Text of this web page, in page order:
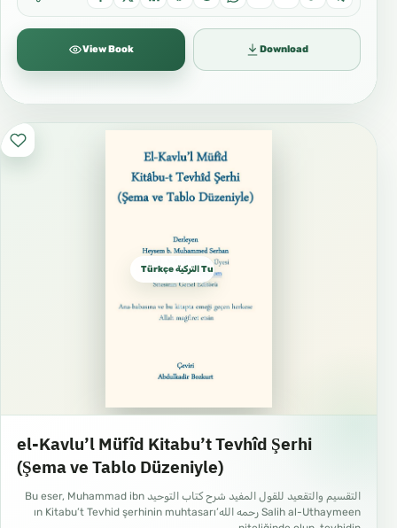
View Book Download
Türkçe التركية Turkish
el-Kavlu’l Müfîd Kitabu’t Tevhîd Şerhi
(Şema ve Tablo Düzeniyle)
التقسيم والتقعيد للقول المفيد شرح كتاب التوحيد Bu eser, Muhammad ibn
Salih al-Uthaymeen رحمه الله’ın Kitabu’t Tevhid şerhinin muhtasarı